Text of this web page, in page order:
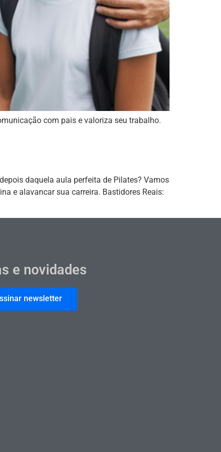
com pais e valoriza seu trabalho.
daquela aula perfeita de Pilates? Vamos
e alavancar sua carreira. Bastidores Reais:
e novidades
newsletter